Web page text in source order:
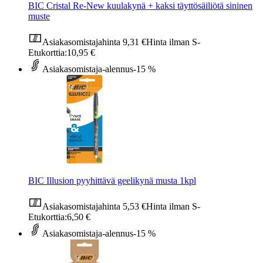
BIC Cristal Re-New kuulakynä + kaksi täyttösäiliötä sininen
muste
Asiakasomistajahinta 9,31 €Hinta ilman S-
Etukorttia:10,95 €
Asiakasomistaja-alennus-15 %
BIC Illusion pyyhittävä geelikynä musta 1kpl
Asiakasomistajahinta 5,53 €Hinta ilman S-
Etukorttia:6,50 €
Asiakasomistaja-alennus-15 %